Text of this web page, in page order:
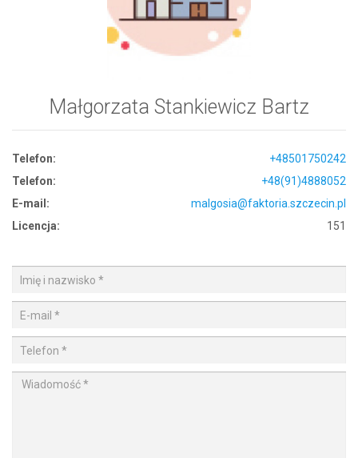
Małgorzata Stankiewicz Bartz
Telefon:
+48501750242
Telefon:
+48(91)4888052
E-mail:
malgosia@faktoria.szczecin.pl
Licencja:
151